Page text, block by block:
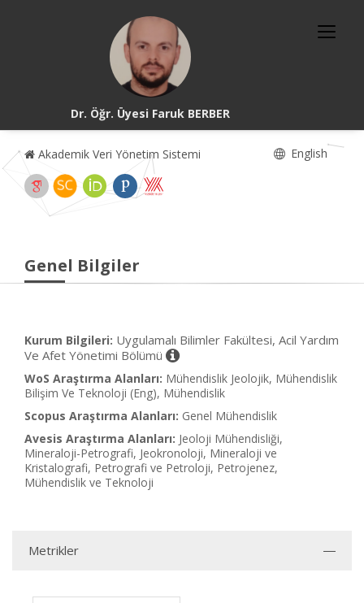
Dr. Öğr. Üyesi Faruk BERBER
Akademik Veri Yönetim Sistemi English
Genel Bilgiler
Kurum Bilgileri: Uygulamalı Bilimler Fakültesi, Acil Yardım
Ve Afet Yönetimi Bölümü
WoS Araştırma Alanları: Mühendislik Jeolojik, Mühendislik
Bilişim Ve Teknoloji (Eng), Mühendislik
Scopus Araştırma Alanları: Genel Mühendislik
Avesis Araştırma Alanları: Jeoloji Mühendisliği,
Mineraloji-Petrografi, Jeokronoloji, Mineraloji ve
Kristalografi, Petrografi ve Petroloji, Petrojenez,
Mühendislik ve Teknoloji
Metrikler